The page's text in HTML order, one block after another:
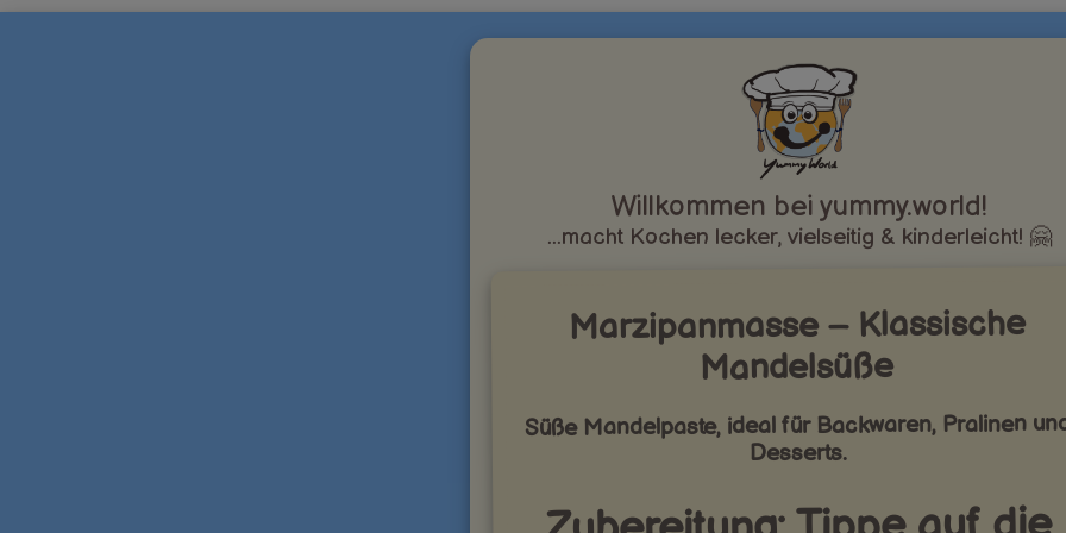
Willkommen bei yummy.world!
...macht Kochen lecker, vielseitig & kinderleicht! 🤗
Marzipanmasse – Klassische
Mandelsüße
Süße Mandelpaste, ideal für Backwaren, Pralinen
Desserts.